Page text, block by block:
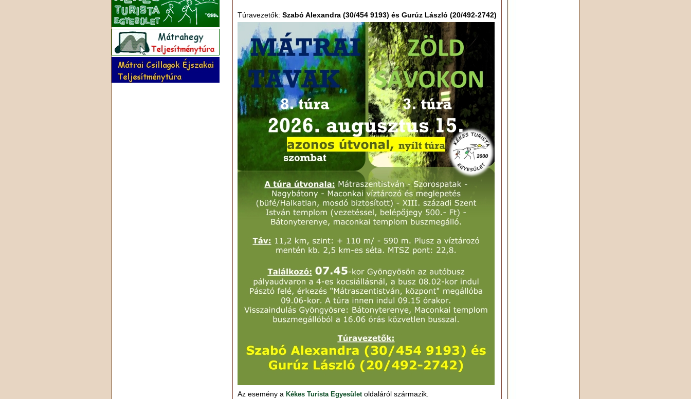
Túravezetők: Szabó Alexandra (30/454 9193) és Gurúz László (20/492-2742)
Az esemény a Kékes Turista Egyesület oldaláról származik.